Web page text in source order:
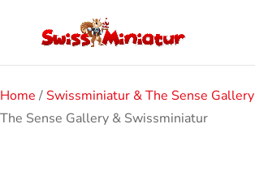
Home / Swissminiatur & The Sense Gallery
The Sense Gallery & Swissminiatur